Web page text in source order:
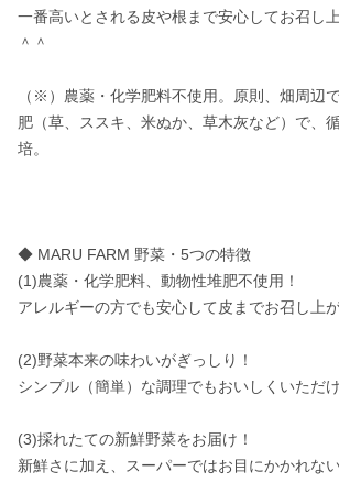
一番高いとされる皮や根まで安心してお召し
＾＾
（※）農薬・化学肥料不使用。原則、畑周辺
肥（草、ススキ、米ぬか、草木灰など）で、
培。
◆ MARU FARM 野菜・5つの特徴
(1)農薬・化学肥料、動物性堆肥不使用！
アレルギーの方でも安心して皮までお召し上
(2)野菜本来の味わいがぎっしり！
シンプル（簡単）な調理でもおいしくいただけ
(3)採れたての新鮮野菜をお届け！
新鮮さに加え、スーパーではお目にかかれな